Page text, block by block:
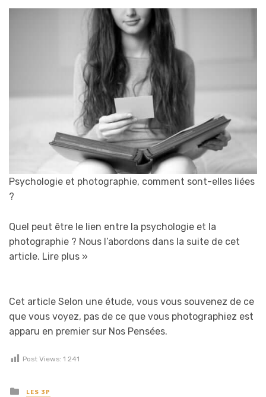
Psychologie et photographie, comment sont-elles liées
?
Quel peut être le lien entre la psychologie et la
photographie ? Nous l’abordons dans la suite de cet
article. Lire plus »
Cet article Selon une étude, vous vous souvenez de ce
que vous voyez, pas de ce que vous photographiez est
apparu en premier sur Nos Pensées.
Post Views: 1 241
Posted in
LES 3P